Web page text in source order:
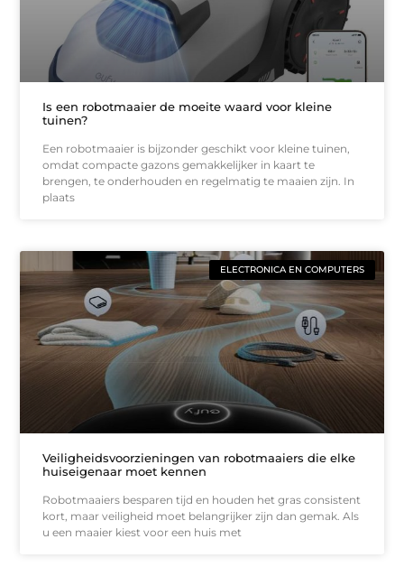
Is een robotmaaier de moeite waard voor kleine
tuinen?
Een robotmaaier is bijzonder geschikt voor kleine tuinen,
omdat compacte gazons gemakkelijker in kaart te
brengen, te onderhouden en regelmatig te maaien zijn. In
plaats
ELECTRONICA EN COMPUTERS
Veiligheidsvoorzieningen van robotmaaiers die elke
huiseigenaar moet kennen
Robotmaaiers besparen tijd en houden het gras consistent
kort, maar veiligheid moet belangrijker zijn dan gemak. Als
u een maaier kiest voor een huis met